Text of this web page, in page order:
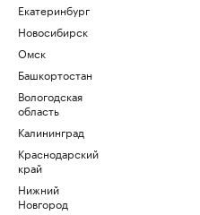
Екатеринбург
Новосибирск
Омск
Башкортостан
Вологодская
область
Калининград
Краснодарский
край
Нижний
Новгород